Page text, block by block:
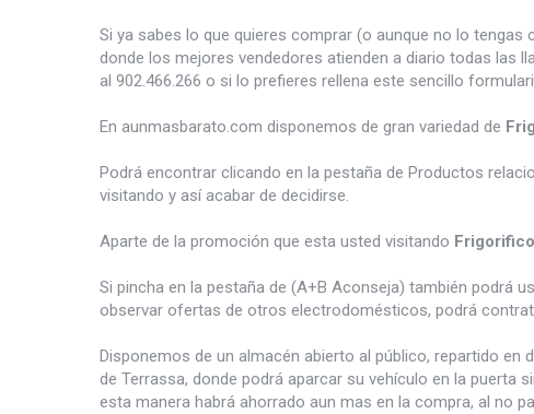
Si ya sabes lo que quieres comprar (o aunque no lo
donde los mejores vendedores atienden a diario todas las
al 902.466.266 o si lo prefieres rellena este sencillo
En aunmasbarato.com disponemos de gran variedad de
Podrá encontrar clicando en la pestaña de Productos
visitando y así acabar de decidirse.
Aparte de la promoción que esta usted visitando
Si pincha en la pestaña de (A+B Aconseja) también podrá
observar ofertas de otros electrodomésticos, podrá
Disponemos de un almacén abierto al público, repartido en
de Terrassa, donde podrá aparcar su vehículo en la puerta
esta manera habrá ahorrado aun mas en la compra, al no